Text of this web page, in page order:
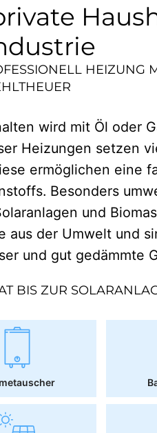
HEIZUNG
wird mit Öl oder
Heizungen setzen
ermöglichen eine
Besonders
und
aus der Umwelt und
und gut gedämmte
BIS ZUR